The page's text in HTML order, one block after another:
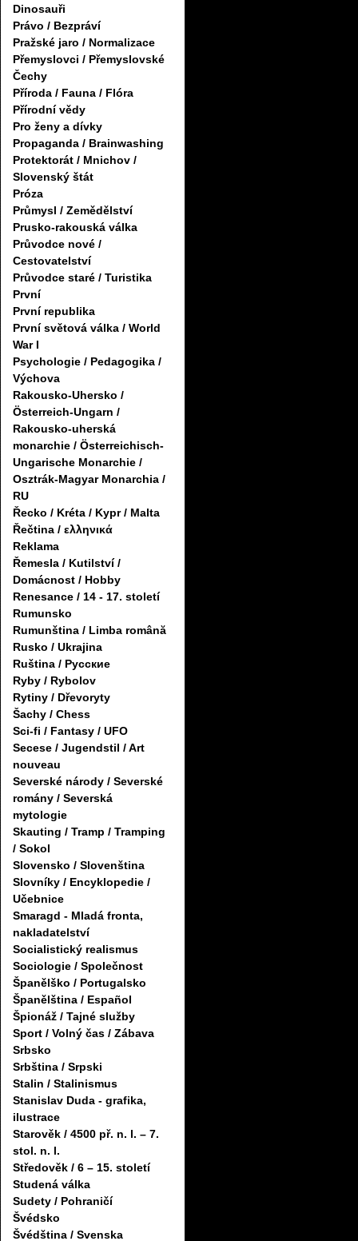
Dinosauři
Právo / Bezpráví
Pražské jaro / Normalizace
Přemyslovci / Přemyslovské
Čechy
Příroda / Fauna / Flóra
Přírodní vědy
Pro ženy a dívky
Propaganda / Brainwashing
Protektorát / Mnichov /
Slovenský štát
Próza
Průmysl / Zemědělství
Prusko-rakouská válka
Průvodce nové /
Cestovatelství
Průvodce staré / Turistika
První
První republika
První světová válka / World
War I
Psychologie / Pedagogika /
Výchova
Rakousko-Uhersko /
Österreich-Ungarn /
Rakousko-uherská
monarchie / Österreichisch-
Ungarische Monarchie /
Osztrák-Magyar Monarchia /
RU
Řecko / Kréta / Kypr / Malta
Řečtina / ελληνικά
Reklama
Řemesla / Kutilství /
Domácnost / Hobby
Renesance / 14 - 17. století
Rumunsko
Rumunština / Limba română
Rusko / Ukrajina
Ruština / Русские
Ryby / Rybolov
Rytiny / Dřevoryty
Šachy / Chess
Sci-fi / Fantasy / UFO
Secese / Jugendstil / Art
nouveau
Severské národy / Severské
romány / Severská
mytologie
Skauting / Tramp / Tramping
/ Sokol
Slovensko / Slovenština
Slovníky / Encyklopedie /
Učebnice
Smaragd - Mladá fronta,
nakladatelství
Socialistický realismus
Sociologie / Společnost
Španělško / Portugalsko
Španělština / Español
Špionáž / Tajné služby
Sport / Volný čas / Zábava
Srbsko
Srbština / Srpski
Stalin / Stalinismus
Stanislav Duda - grafika,
ilustrace
Starověk / 4500 př. n. l. – 7.
stol. n. l.
Středověk / 6 – 15. století
Studená válka
Sudety / Pohraničí
Švédsko
Švédština / Svenska